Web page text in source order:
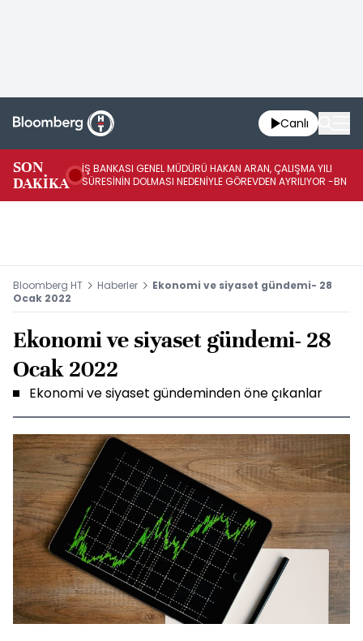
Canlı
SON
DAKİKA
İŞ BANKASI GENEL MÜDÜRÜ HAKAN ARAN, ÇALIŞMA YILI
SÜRESİNİN DOLMASI NEDENİYLE GÖREVDEN AYRILIYOR -BN
Bloomberg HT Haberler
Ekonomi ve siyaset gündemi- 28
Ocak 2022
Ekonomi ve siyaset gündemi- 28
Ocak 2022
Ekonomi ve siyaset gündeminden öne çıkanlar